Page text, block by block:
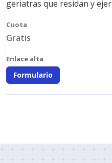
geriatras que residan y
Gratis
Formulario